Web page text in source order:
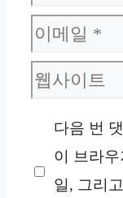
름
이
메
일
웹
사
다음 번
이 브라우
일, 그리